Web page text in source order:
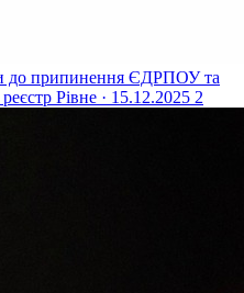
до припинення ЄДРПОУ та
Рівне · 15.12.2025 2